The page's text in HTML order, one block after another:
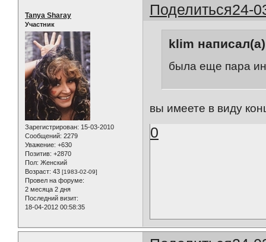
Поделиться24-
Tanya Sharay
Участник
Зарегистрирован: 15-03-2010
Сообщений: 2279
Уважение: +630
Позитив: +2870
Пол: Женский
Возраст: 43 [1983-02-09]
Провел на форуме:
2 месяца 2 дня
Последний визит:
18-04-2012 00:58:35
klim
была еще пара
вы имеете в виду
0